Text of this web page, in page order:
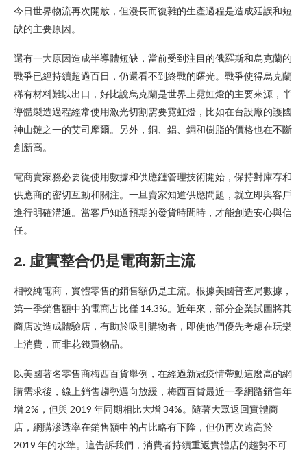
今日世界物流再次開放，但漫長而復雜的生產過程是造成延誤和短
缺的主要原因。
還有一大原因造成半導體短缺，當前受到注目的俄羅斯和烏克蘭的
戰爭已經持續超過百日，仍還看不到終戰的曙光。戰爭使得烏克蘭
稀有材料難以出口，好比說烏克蘭是世界上霓虹燈的主要來源，半
導體製造過程經常使用激光切割需要霓虹燈，比如在台設廠的護國
神山鏈之一的艾司摩爾。另外，銅、鋁、鋼和樹脂的價格也在不斷
創新高。
電商賣家務必要從使用數據和供應鏈管理技術開始，保持對庫存和
供應商的密切互動和關注。一旦賣家知道供應問題，就立即與客戶
進行明確溝通。當客戶知道預期的發貨時間時，才能創造安心與信
任。
2. 虛實整合仍是電商新主流
相較純電商，實體零售的銷售額仍是主流。根據美國普查局數據，
第一季銷售額中的電商占比僅 14.3%。近年來，部分企業試圖將其
商店改造成體驗店，有助於吸引購物者，即使他們優先考慮在玩樂
上消費，而非花錢買物品。
以美國著名零售商梅西百貨舉例，在經過新冠疫情帶動這麼高的網
購需求後，線上銷售趨勢邁向放緩，梅西百貨最近一季網路銷售年
增 2%，但與 2019 年同期相比大增 34%。隨著大眾返回實體商
店，網購滲透率在銷售額中的占比略有下降，但仍再次遠高於
2019 年的水準。這告訴我們，消費者持續重返實體店的趨勢不可